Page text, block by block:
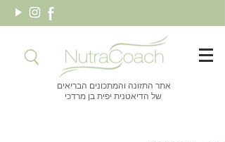
אתר התזונה והמתכונים הבריאים
של הדיאטנית יפית בן מרדכי